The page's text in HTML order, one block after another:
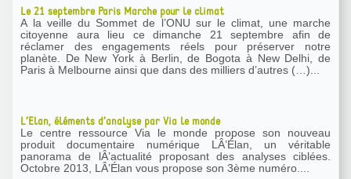
Le 21 septembre Paris Marche pour le climat
A la veille du Sommet de l’ONU sur le climat, une marche
citoyenne aura lieu ce dimanche 21 septembre afin de
réclamer des engagements réels pour préserver notre
planète. De New York à Berlin, de Bogota à New Delhi, de
Paris à Melbourne ainsi que dans des milliers d’autres (…)...
L’Elan, éléments d’analyse par Via le monde
Le centre ressource Via le monde propose son nouveau
produit documentaire numérique LÂ’Élan, un véritable
panorama de lÂ’actualité proposant des analyses ciblées.
Octobre 2013, LÂ’Élan vous propose son 3ème numéro....